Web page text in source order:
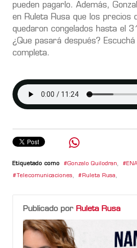
pueden pagarlo. Además,
en Ruleta Rusa que los precios
quedaron congelados hasta el
¿Que pasará después?
completa.
Etiquetado como Gonzalo Quilodran,
Telecomunicaciones, Ruleta Rusa,
Publicado por Ruleta Rusa